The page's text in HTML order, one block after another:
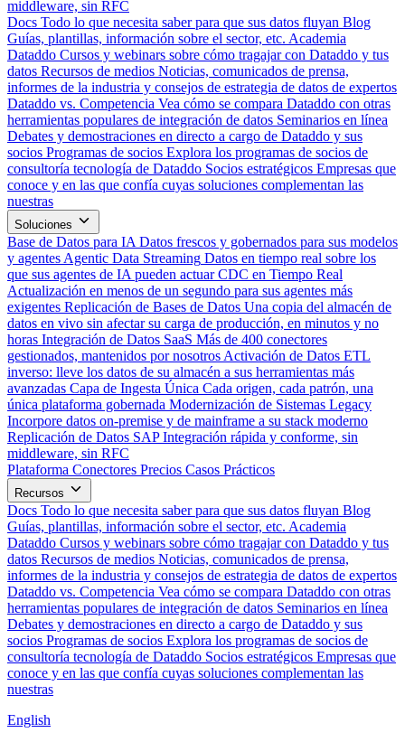
middleware, sin RFC
Docs Todo lo que necesita saber para que sus datos fluyan Blog
Guías, plantillas, información sobre el sector, etc. Academia
Dataddo Cursos y webinars sobre cómo tragajar con Dataddo y tus
datos Recursos de medios Noticias, comunicados de prensa,
informes de la industria y consejos de estrategia de datos de expertos
Dataddo vs. Competencia Vea cómo se compara Dataddo con otras
herramientas populares de integración de datos Seminarios en línea
Debates y demostraciones en directo a cargo de Dataddo y sus
socios Programas de socios Explora los programas de socios de
consultoría tecnología de Dataddo Socios estratégicos Empresas que
conoce y en las que confía cuyas soluciones complementan las
nuestras
Soluciones
Base de Datos para IA Datos frescos y gobernados para sus modelos
y agentes Agentic Data Streaming Datos en tiempo real sobre los
que sus agentes de IA pueden actuar CDC en Tiempo Real
Actualización en menos de un segundo para sus agentes más
exigentes Replicación de Bases de Datos Una copia del almacén de
datos en vivo sin afectar su carga de producción, en minutos y no
horas Integración de Datos SaaS Más de 400 conectores
gestionados, mantenidos por nosotros Activación de Datos ETL
inverso: lleve los datos de su almacén a sus herramientas más
avanzadas Capa de Ingesta Única Cada origen, cada patrón, una
única plataforma gobernada Modernización de Sistemas Legacy
Incorpore datos on-premise y de mainframe a su stack moderno
Replicación de Datos SAP Integración rápida y conforme, sin
middleware, sin RFC
Plataforma Conectores Precios Casos Prácticos
Recursos
Docs Todo lo que necesita saber para que sus datos fluyan Blog
Guías, plantillas, información sobre el sector, etc. Academia
Dataddo Cursos y webinars sobre cómo tragajar con Dataddo y tus
datos Recursos de medios Noticias, comunicados de prensa,
informes de la industria y consejos de estrategia de datos de expertos
Dataddo vs. Competencia Vea cómo se compara Dataddo con otras
herramientas populares de integración de datos Seminarios en línea
Debates y demostraciones en directo a cargo de Dataddo y sus
socios Programas de socios Explora los programas de socios de
consultoría tecnología de Dataddo Socios estratégicos Empresas que
conoce y en las que confía cuyas soluciones complementan las
nuestras
English